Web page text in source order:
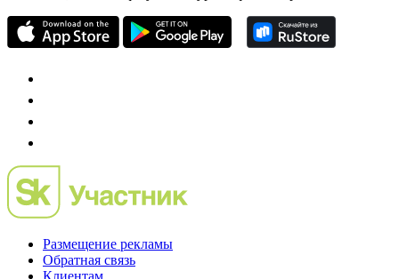
проект о российском рынке M&A
Preqveca.ru